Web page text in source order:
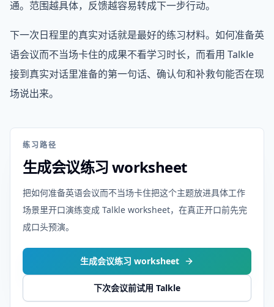
通。范围越具体，反馈越容易转成下一步行动。
下一次日程里的真实对话就是最好的练习材料。如何准备英
语会议而不当场卡住的成果不看学习时长，而看用 Talkle
接到真实对话里准备的第一句话、确认句和补救句能否在现
场说出来。
练习路径
生成会议练习 worksheet
把如何准备英语会议而不当场卡住把这个主题放进具体工作
场景里开口演练变成 Talkle worksheet，在真正开口前先完
成口头预演。
生成会议练习 worksheet
下次会议前试用 Talkle